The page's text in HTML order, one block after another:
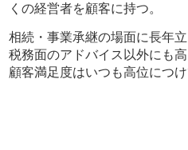
くの経営者を顧客に持つ。
相続・事業承継の場面に長年立
税務面のアドバイス以外にも高
顧客満足度はいつも高位につけ